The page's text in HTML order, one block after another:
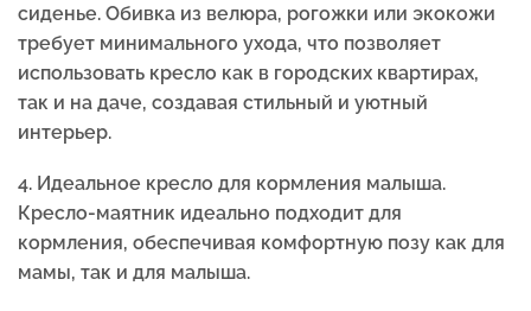
сиденье. Обивка из велюра, рогожки или экокожи
требует минимального ухода, что позволяет
использовать кресло как в городских квартирах,
так и на даче, создавая стильный и уютный
интерьер.
4. Идеальное кресло для кормления малыша.
Кресло-маятник идеально подходит для
кормления, обеспечивая комфортную позу как для
мамы, так и для малыша.